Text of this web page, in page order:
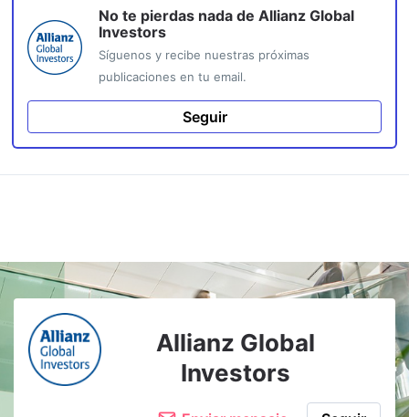
No te pierdas nada de Allianz Global
Investors
Síguenos y recibe nuestras próximas
publicaciones en tu email.
Seguir
Allianz Global
Investors